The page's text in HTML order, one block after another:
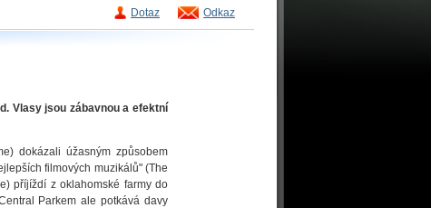
Dotaz Odkaz
Vlasy jsou zábavnou a efektní
dokázali úžasným způsobem
filmových muzikálů" (The
příjíždí z oklahomské farmy do
Parkem ale potkává davy